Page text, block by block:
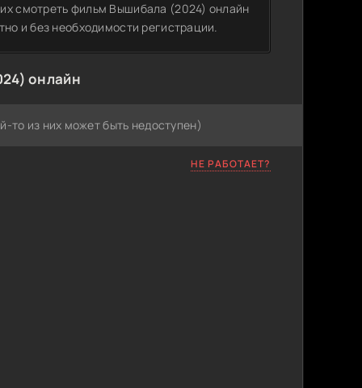
смотреть фильм Вышибала (2024) онлайн
и без необходимости регистрации.
онлайн
то из них может быть недоступен)
НЕ РАБОТАЕТ?